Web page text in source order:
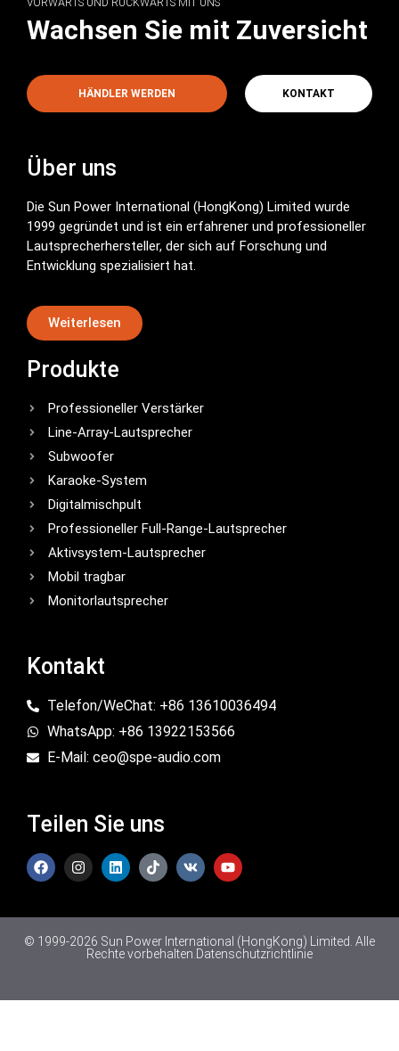
VORWÄRTS UND RÜCKWÄRTS MIT UNS
Wachsen Sie mit Zuversicht
HÄNDLER WERDEN KONTAKT
Über uns
Die Sun Power International (HongKong) Limited wurde
1999 gegründet und ist ein erfahrener und professioneller
Lautsprecherhersteller, der sich auf Forschung und
Entwicklung spezialisiert hat.
Weiterlesen
Produkte
Professioneller Verstärker
Line-Array-Lautsprecher
Subwoofer
Karaoke-System
Digitalmischpult
Professioneller Full-Range-Lautsprecher
Aktivsystem-Lautsprecher
Mobil tragbar
Monitorlautsprecher
Kontakt
Telefon/WeChat: +86 13610036494
WhatsApp: +86 13922153566
E-Mail: ceo@spe-audio.com
Teilen Sie uns
© 1999-2026 Sun Power International (HongKong) Limited. Alle
Rechte vorbehalten.Datenschutzrichtlinie